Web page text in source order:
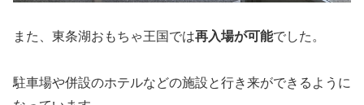
また、東条湖おもちゃ王国では再入場が可能でした。
駐車場や併設のホテルなどの施設と行き来ができるように